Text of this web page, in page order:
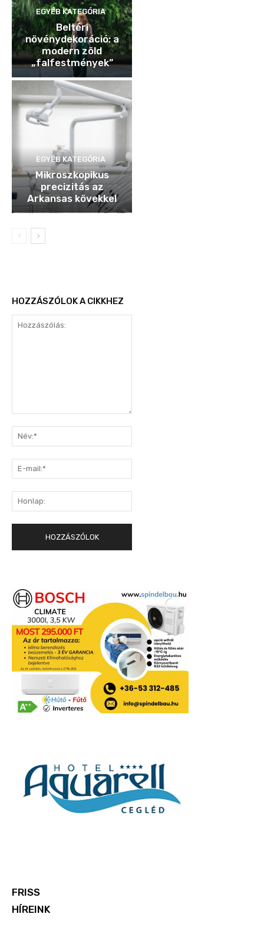
EGYÉB KATEGÓRIA
Beltéri
növénydekoráció: a
modern zöld
„falfestmények”
EGYÉB KATEGÓRIA
Mikroszkopikus
precizitás az
Arkansas kövekkel
HOZZÁSZÓLOK A CIKKHEZ
mail:*
FRISS
HÍREINK